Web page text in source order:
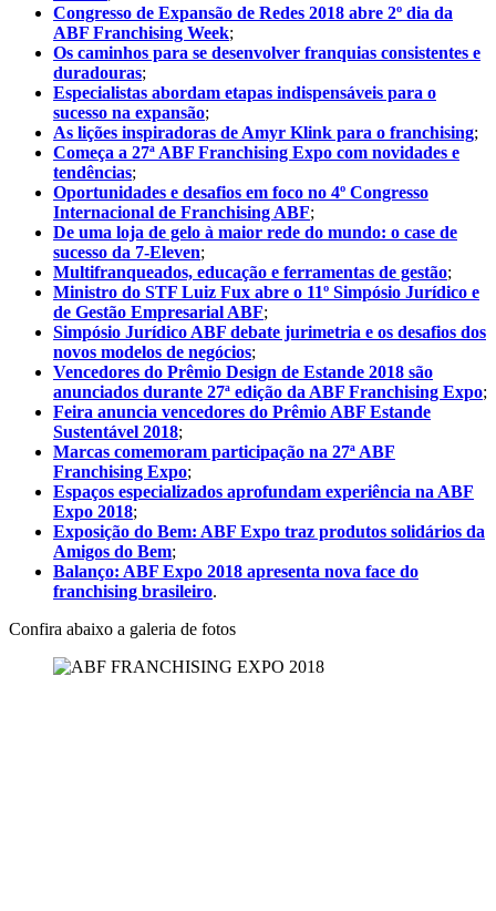
Congresso de Expansão de Redes 2018 abre 2º dia da
ABF Franchising Week;
Os caminhos para se desenvolver franquias consistentes e
duradouras;
Especialistas abordam etapas indispensáveis para o
sucesso na expansão;
As lições inspiradoras de Amyr Klink para o franchising;
Começa a 27ª ABF Franchising Expo com novidades e
tendências;
Oportunidades e desafios em foco no 4º Congresso
Internacional de Franchising ABF;
De uma loja de gelo à maior rede do mundo: o case de
sucesso da 7-Eleven;
Multifranqueados, educação e ferramentas de gestão;
Ministro do STF Luiz Fux abre o 11º Simpósio Jurídico e
de Gestão Empresarial ABF;
Simpósio Jurídico ABF debate jurimetria e os desafios dos
novos modelos de negócios;
Vencedores do Prêmio Design de Estande 2018 são
anunciados durante 27ª edição da ABF Franchising Expo;
Feira anuncia vencedores do Prêmio ABF Estande
Sustentável 2018;
Marcas comemoram participação na 27ª ABF
Franchising Expo;
Espaços especializados aprofundam experiência na ABF
Expo 2018;
Exposição do Bem: ABF Expo traz produtos solidários da
Amigos do Bem;
Balanço: ABF Expo 2018 apresenta nova face do
franchising brasileiro.
Confira abaixo a galeria de fotos